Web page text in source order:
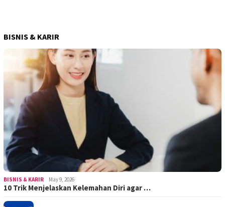
BISNIS & KARIR
BISNIS & KARIR May 9, 2026
10 Trik Menjelaskan Kelemahan Diri agar …